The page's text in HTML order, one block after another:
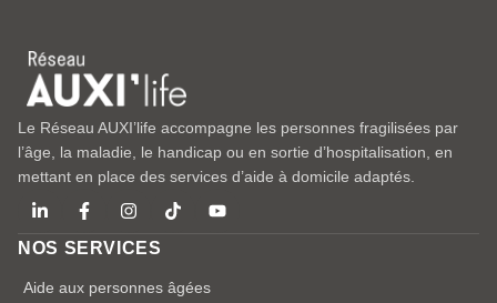
Le Réseau AUXI’life accompagne les personnes fragilisées par
l’âge, la maladie, le handicap ou en sortie d’hospitalisation, en
mettant en place des services d’aide à domicile adaptés.
NOS SERVICES
Aide aux personnes âgées